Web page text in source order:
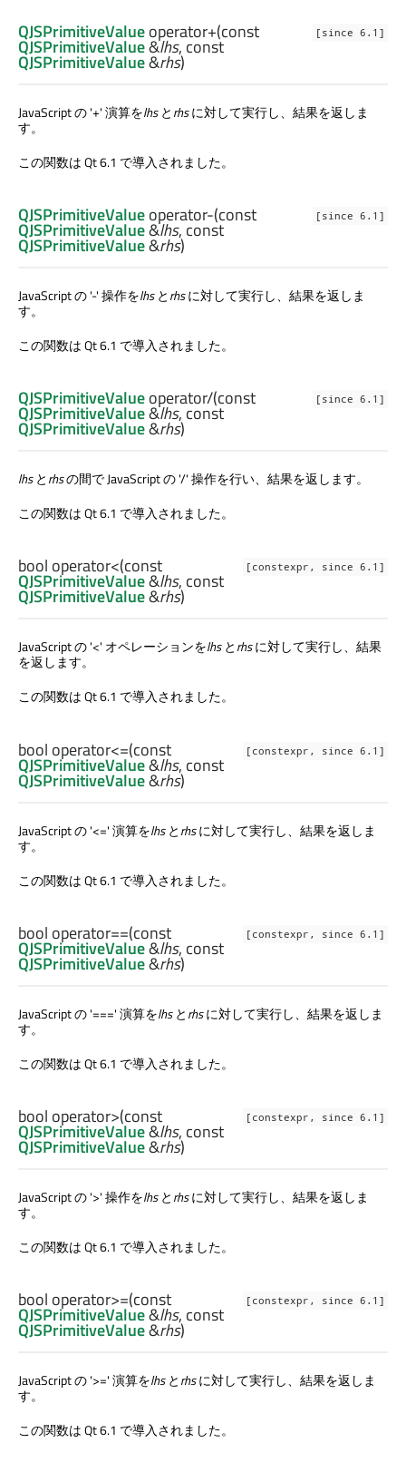
[since 6.1]
QJSPrimitiveValueoperator+(const
QJSPrimitiveValue&lhs, const
QJSPrimitiveValue&rhs)
JavaScript の '+' 演算をlhsとrhsに対して実行し、結果を返しま
す。
この関数は Qt 6.1 で導入されました。
[since 6.1]
QJSPrimitiveValueoperator-(const
QJSPrimitiveValue&lhs, const
QJSPrimitiveValue&rhs)
JavaScript の '-' 操作をlhsとrhsに対して実行し、結果を返しま
す。
この関数は Qt 6.1 で導入されました。
[since 6.1]
QJSPrimitiveValueoperator/(const
QJSPrimitiveValue&lhs, const
QJSPrimitiveValue&rhs)
lhsとrhsの間で JavaScript の '/' 操作を行い、結果を返します。
この関数は Qt 6.1 で導入されました。
[constexpr, since 6.1]
bool operator<(const
QJSPrimitiveValue&lhs, const
QJSPrimitiveValue&rhs)
JavaScript の '<' オペレーションをlhsとrhsに対して実行し、結果
を返します。
この関数は Qt 6.1 で導入されました。
[constexpr, since 6.1]
bool operator<=(const
QJSPrimitiveValue&lhs, const
QJSPrimitiveValue&rhs)
JavaScript の '<=' 演算をlhsとrhsに対して実行し、結果を返しま
す。
この関数は Qt 6.1 で導入されました。
[constexpr, since 6.1]
bool operator==(const
QJSPrimitiveValue&lhs, const
QJSPrimitiveValue&rhs)
JavaScript の '===' 演算をlhsとrhsに対して実行し、結果を返しま
す。
この関数は Qt 6.1 で導入されました。
[constexpr, since 6.1]
bool operator>(const
QJSPrimitiveValue&lhs, const
QJSPrimitiveValue&rhs)
JavaScript の '>' 操作をlhsとrhsに対して実行し、結果を返しま
す。
この関数は Qt 6.1 で導入されました。
[constexpr, since 6.1]
bool operator>=(const
QJSPrimitiveValue&lhs, const
QJSPrimitiveValue&rhs)
JavaScript の '>=' 演算をlhsとrhsに対して実行し、結果を返しま
す。
この関数は Qt 6.1 で導入されました。